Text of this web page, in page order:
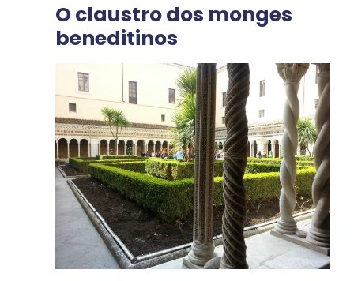
O claustro dos monges
beneditinos